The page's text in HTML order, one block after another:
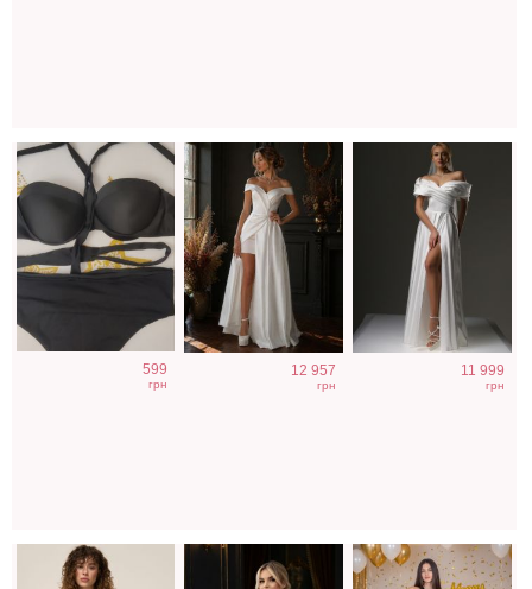
599
грн
12 957
грн
11 999
грн
Легкое
шифоновое
короткое платье
Фатиновое
короткое белое
Облегающее
вечернее платье
черного цвета с